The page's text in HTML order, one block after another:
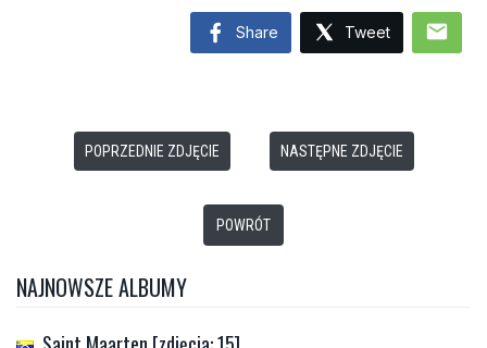
Share Tweet mail
POPRZEDNIE ZDJĘCIE NASTĘPNE ZDJĘCIE
POWRÓT
NAJNOWSZE ALBUMY